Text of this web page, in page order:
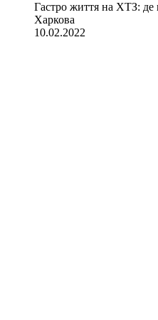
Гастро життя на ХТЗ: де
Харкова
10.02.2022